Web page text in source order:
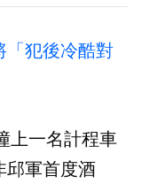
「犯後冷酷對
上一名計程車
邱軍首度酒